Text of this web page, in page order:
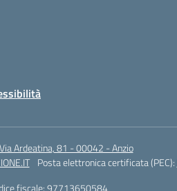
Via Ardeatina, 81 - 00042 - Anzio
Posta elettronica certificata (PEC):
fiscale: 97713650584